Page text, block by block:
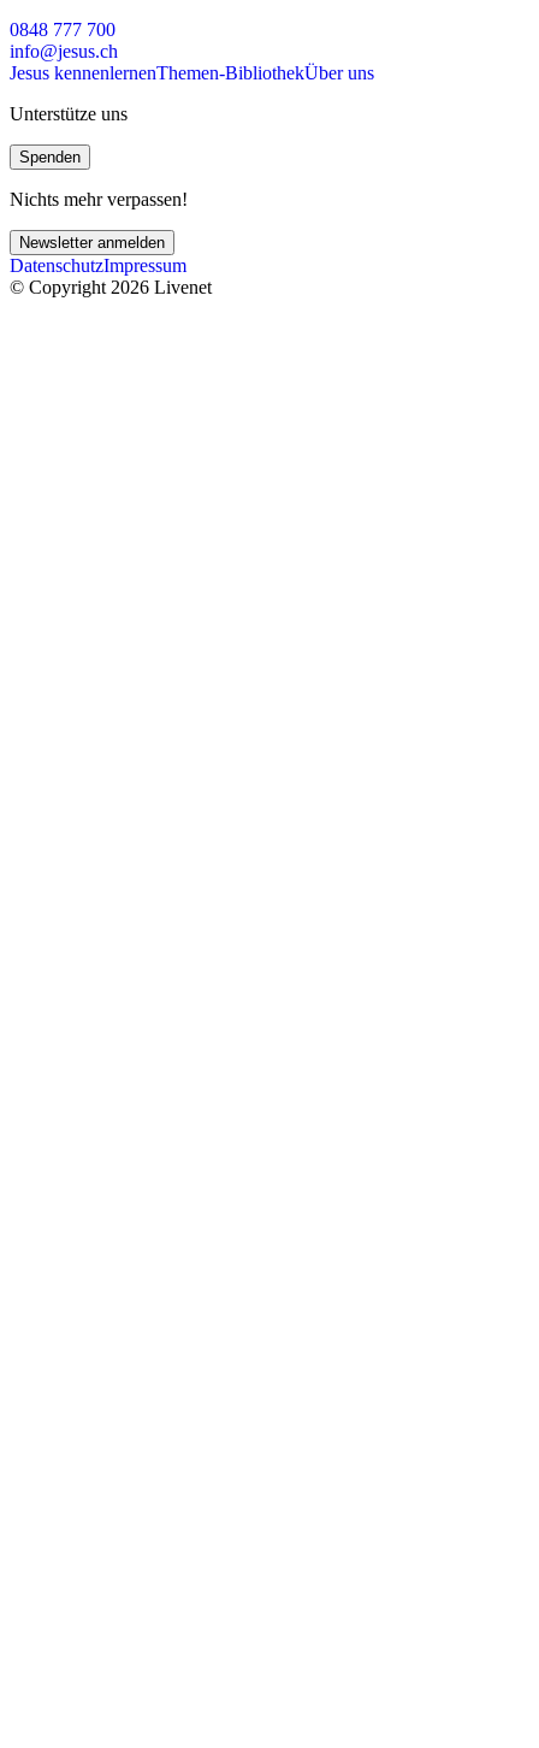
0848 777 700
info@jesus.ch
Jesus kennenlernenThemen-BibliothekÜber uns
Unterstütze uns
Spenden
Nichts mehr verpassen!
Newsletter anmelden
DatenschutzImpressum
© Copyright 2026 Livenet